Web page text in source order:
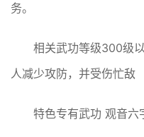
务。
相关武功等级300级
人减少攻防，并受伤忙敌
特色专有武功 观音六